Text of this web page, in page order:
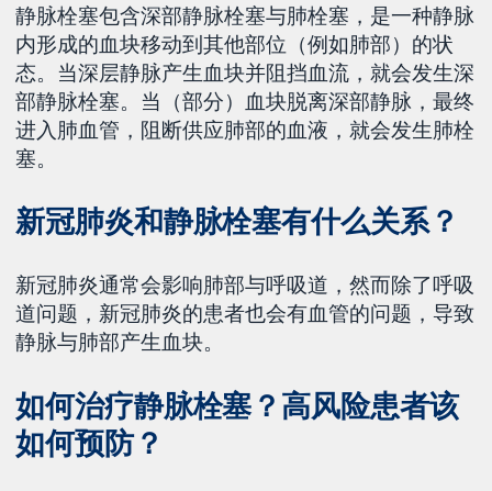
静脉栓塞包含深部静脉栓塞与肺栓塞，是一种静脉
内形成的血块移动到其他部位（例如肺部）的状
态。当深层静脉产生血块并阻挡血流，就会发生深
部静脉栓塞。当（部分）血块脱离深部静脉，最终
进入肺血管，阻断供应肺部的血液，就会发生肺栓
塞。
新冠肺炎和静脉栓塞有什么关系？
新冠肺炎通常会影响肺部与呼吸道，然而除了呼吸
道问题，新冠肺炎的患者也会有血管的问题，导致
静脉与肺部产生血块。
如何治疗静脉栓塞？高风险患者该
如何预防？